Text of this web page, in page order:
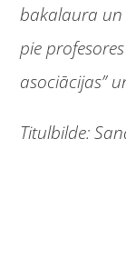
bakalaura
pie
asociācijas”
Titulbilde: